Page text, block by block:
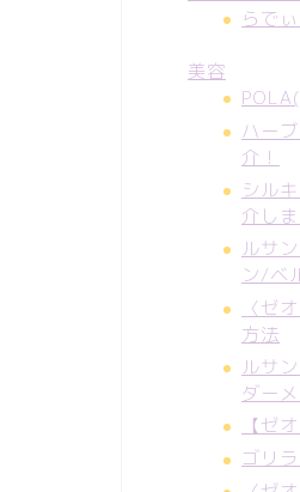
らで
美容
ハー
介！
シル
介しま
ルサ
ン/ベ
〈ゼ
方法
ルサ
ダー
【ゼ
ゴリ